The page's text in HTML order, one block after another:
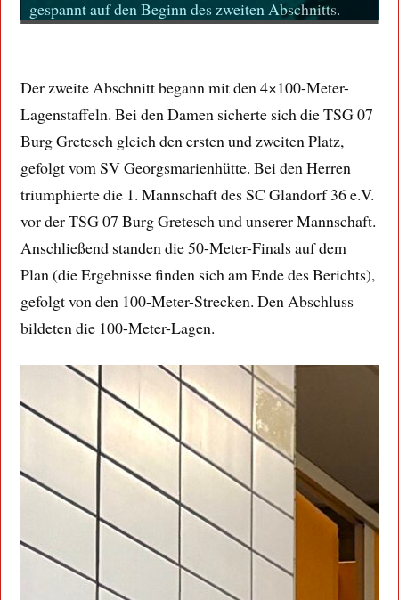
gespannt auf den Beginn des zweiten Abschnitts.
Der zweite Abschnitt begann mit den 4×100-Meter-
Lagenstaffeln. Bei den Damen sicherte sich die TSG 07
Burg Gretesch gleich den ersten und zweiten Platz,
gefolgt vom SV Georgsmarienhütte. Bei den Herren
triumphierte die 1. Mannschaft des SC Glandorf 36 e.V.
vor der TSG 07 Burg Gretesch und unserer Mannschaft.
Anschließend standen die 50-Meter-Finals auf dem
Plan (die Ergebnisse finden sich am Ende des Berichts),
gefolgt von den 100-Meter-Strecken. Den Abschluss
bildeten die 100-Meter-Lagen.
Finals - 50m Rücken (männlich)